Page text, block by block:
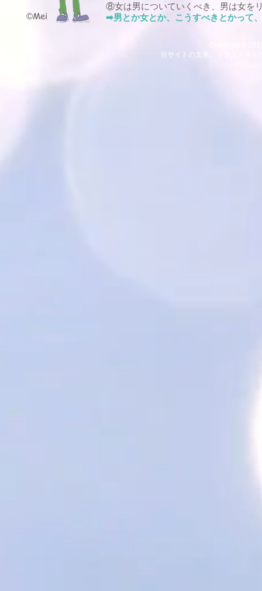
©Mei
⑧女は男についていくべき、 男は女を
➡男とか女とか、こうすべきとかって
当サイトの文章、イラスト等を